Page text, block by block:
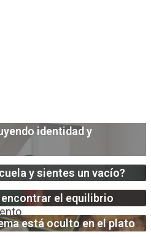
identidad y
y sientes un vacío?
el equilibrio
está oculto en el plato